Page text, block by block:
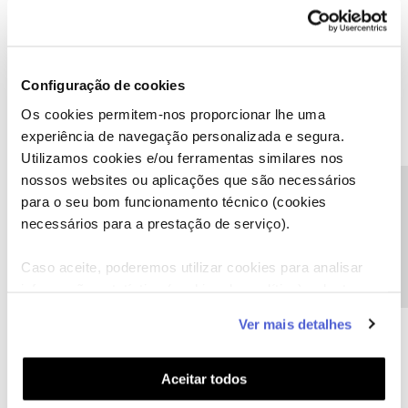
Configuração de cookies
Os cookies permitem-nos proporcionar lhe uma
experiência de navegação personalizada e segura.
Utilizamos cookies e/ou ferramentas similares nos
nossos websites ou aplicações que são necessários
para o seu bom funcionamento técnico (cookies
necessários para a prestação de serviço).
Caso aceite, poderemos utilizar cookies para analisar
funcionalidades (cookies de personalização e
funcionalidade) e adaptar anúncios aos seus interesses
(cookies de publicidade personalizada). Pode gerir a
utilização dos cookies clicando em "Configurar
Ver mais detalhes
Aceitar todos
Guimas Forum|Forum|6 years ago
Faça reset de fábrica ao router. E se isso nao resolver, ligar 16990
mantém? Ficamos aguardar o seu feedback.